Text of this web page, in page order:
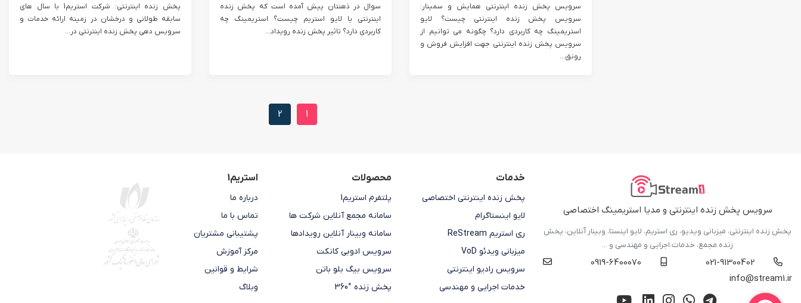
سرویس پخش زنده اینترنتی همایش و سمینار:
سرویس پخش زنده اینترنتی چیست؟ لایو
استریمینگ چه کاربردی دارد؟ چگونه می توانیم از
سرویس پخش زنده اینترنتی جهت افزایش فروش و
رونق...
سوال در ذهنتان پیش آمده است که پخش زنده
اینترنتی یا لایو استریم چیست؟ استریمینگ چه
کاربردی دارد؟ تاثیر پخش زنده رویداد...
پخش زنده اینترنتی: شرکت استریم1 با سال های
سابقه طولانی و درخشان در زمینه ارائه خدمات و
سرویس دهی پخش زنده اینترنتی در...
1
2
سرویس پخش زنده اینترنتی و مدیا استریمینگ اختصاصی
پخش زنده اینترنتی، میزبانی ویدیو، ری استریم، لایو اینستا، وبینار آنلاین، پخش
زنده مجمع، خدمات اجرایی و مهندسی و ...
021-91300402
0919-6400070
info@stream1.ir
خدمات
پخش زنده اینترنتی اختصاصی
لایو اینستاگرام
ری استریم ReStream
میزبانی ویدئو VoD
سرویس رادیو اینترنتی
خدمات اجرایی و مهندسی
محصولات
پلتفرم استریم1
سامانه مجمع آنلاین شرکت ها
سامانه وبینار آنلاین رویدادها
سرویس ادوبی کانکت
سرویس بیگ بلو باتن
پخش زنده °360
استریم1
درباره ما
تماس با ما
پشتیبانی مشتریان
مرکز آموزش
شرایط و قوانین
وبلاگ